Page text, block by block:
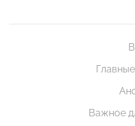
Важное